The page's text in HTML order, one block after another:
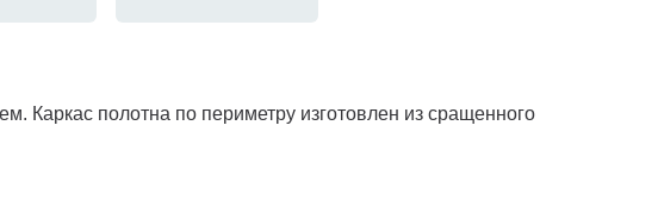
Каркас полотна по периметру изготовлен из сращенного